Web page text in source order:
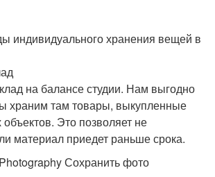
индивидуального хранения вещей в
на балансе студии. Нам выгодно
храним там товары, выкупленные
Это позволяет не
материал приедет раньше срока.
Сохранить фото